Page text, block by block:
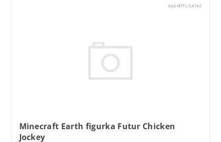
Kód: MTTL-GKT40
Minecraft Earth figurka Futur Chicken
Jockey